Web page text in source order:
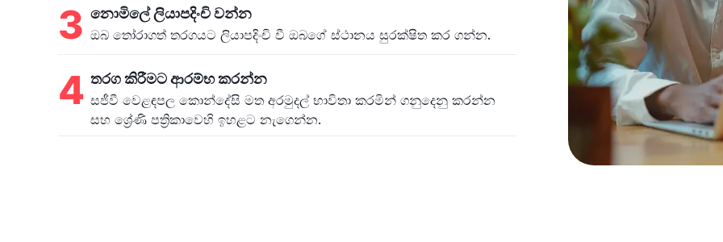
3 නොමිලේ ලියාපදිංචි වන්න
ඔබ තෝරාගත් තරගයට ලියාපදිංචි වී ඔබගේ ස්ථානය සුරක්ෂිත කර ගන්න.
4 තරග කිරීමට ආරම්භ කරන්න
සජීවී වෙළඳපල කොන්දේසි මත අරමුදල් භාවිතා කරමින් ගනුදෙනු කරන්න
සහ ශ්‍රේණි පත්‍රිකාවෙහි ඉහළට නැගෙන්න.